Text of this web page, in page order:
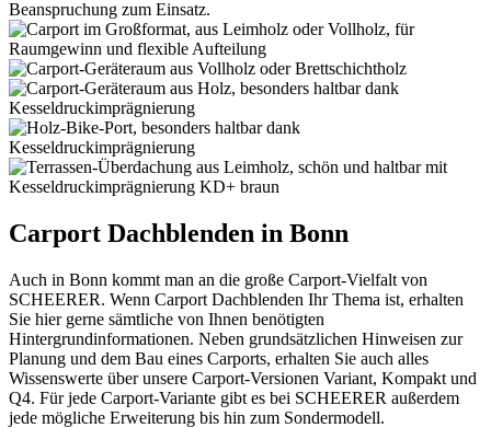
Carport Dachblenden in Bonn
Auch in Bonn kommt man an die große Carport-Vielfalt von
SCHEERER. Wenn Carport Dachblenden Ihr Thema ist, erhalten
Sie hier gerne sämtliche von Ihnen benötigten
Hintergrundinformationen. Neben grundsätzlichen Hinweisen zur
Planung und dem Bau eines Carports, erhalten Sie auch alles
Wissenswerte über unsere Carport-Versionen Variant, Kompakt und
Q4. Für jede Carport-Variante gibt es bei SCHEERER außerdem
jede mögliche Erweiterung bis hin zum Sondermodell.